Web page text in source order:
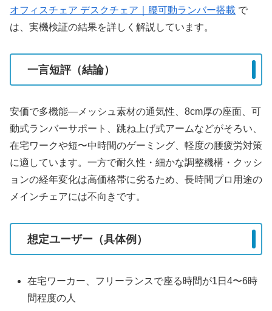
オフィスチェア デスクチェア｜腰可動ランバー搭載 で
は、実機検証の結果を詳しく解説しています。
一言短評（結論）
安価で多機能—メッシュ素材の通気性、8cm厚の座面、可
動式ランバーサポート、跳ね上げ式アームなどがそろい、
在宅ワークや短〜中時間のゲーミング、軽度の腰疲労対策
に適しています。一方で耐久性・細かな調整機構・クッシ
ョンの経年変化は高価格帯に劣るため、長時間プロ用途の
メインチェアには不向きです。
想定ユーザー（具体例）
在宅ワーカー、フリーランスで座る時間が1日4〜6時
間程度の人